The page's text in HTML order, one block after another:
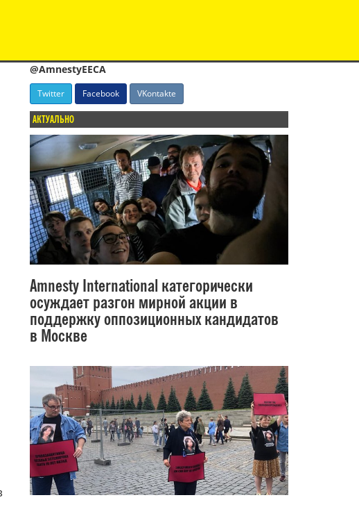
@AmnestyEECA
Twitter Facebook VKontakte
АКТУАЛЬНО
Amnesty International категорически
осуждает разгон мирной акции в
поддержку оппозиционных кандидатов
в Москве